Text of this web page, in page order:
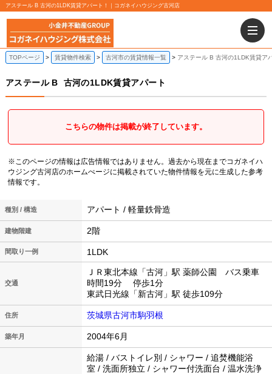
アステール B 古河の1LDK賃貸アパート！｜コガネイハウジング古河店
TOPページ 賃貸物件検索 古河市の賃貸情報一覧 アステール B 古河の1LDK賃貸ア
アステール B 古河の1LDK賃貸アパート
こちらの物件は掲載が終了しています。
※このページの情報は広告情報ではありません。過去から現在までコガネイハ
ウジング古河店のホームぺージに掲載されていた物件情報を元に生成した参考
情報です。
種別 / 構造 アパート / 軽量鉄骨造
建物階建 2階
間取り一例 1LDK
交通
ＪＲ東北本線「古河」駅 薬師公園 バス乗車
時間19分 停歩1分
東武日光線「新古河」駅 徒歩109分
住所 茨城県古河市駒羽根
築年月 2004年6月
給湯 / バストイレ別 / シャワー / 追焚機能浴
室 / 洗面所独立 / シャワー付洗面台 / 温水洗浄